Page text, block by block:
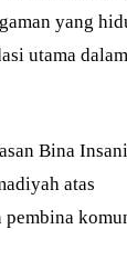
yang
utama dalam
Bina Insani
atas
pembina